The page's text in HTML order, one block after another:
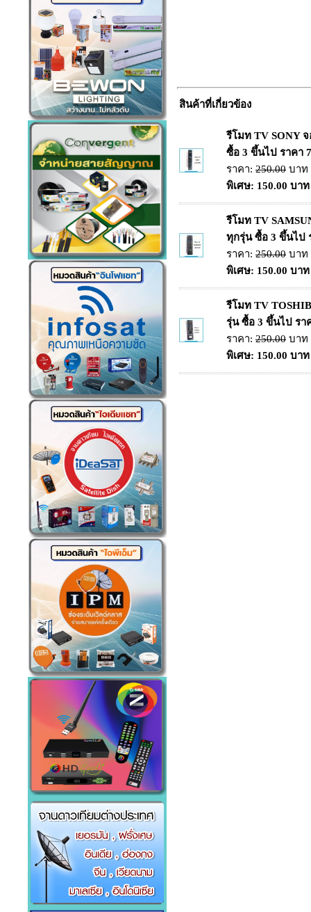
สินค้าที่เกี่ยวข้อง
รีโมท TV SONY
ซื้อ 3 ขึ้นไป ราคา
ราคา: 250.00 บาท
พิเศษ: 150.00 บาท
รีโมท TV
ทุกรุ่น ซื้อ 3 ขึ้นไป
ราคา: 250.00 บาท
พิเศษ: 150.00 บาท
รีโมท TV
รุ่น ซื้อ 3 ขึ้นไป รา
ราคา: 250.00 บาท
พิเศษ: 150.00 บาท